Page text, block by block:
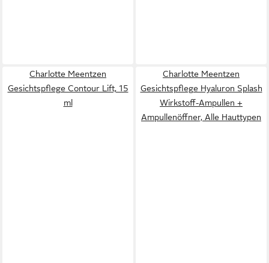
Charlotte Meentzen
Gesichtspflege Contour Lift, 15
ml
Charlotte Meentzen
Gesichtspflege Hyaluron Splash
Wirkstoff-Ampullen +
Ampullenöffner, Alle Hauttypen